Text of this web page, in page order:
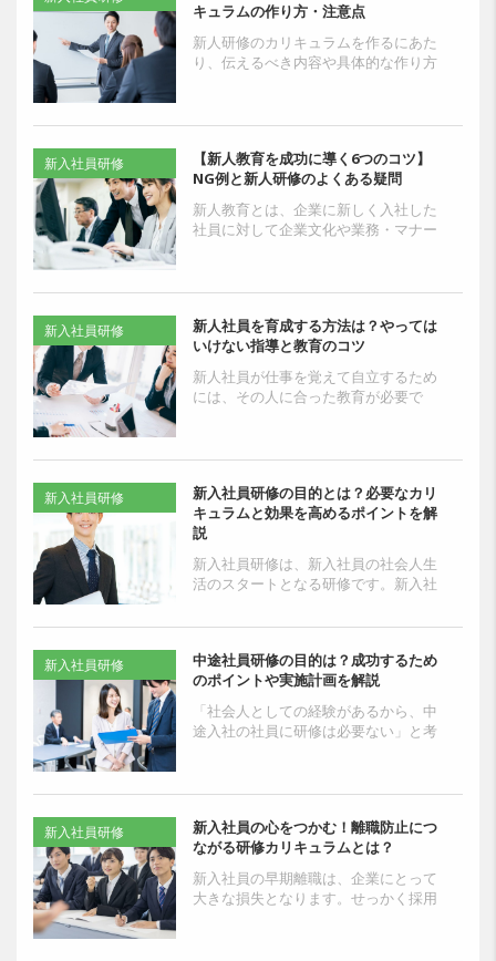
キュラムの作り方・注意点
新人研修のカリキュラムを作るにあた
り、伝えるべき内容や具体的な作り方
ムの作り込みが甘いと、新...
【新人教育を成功に導く6つのコツ】
NG例と新人研修のよくある疑問
新人教育とは、企業に新しく入社した
社員に対して企業文化や業務・マナー
新人教育を行うことで、将...
新入社員研修
新人社員を育成する方法は？やっては
いけない指導と教育のコツ
新人社員が仕事を覚えて自立するため
には、その人に合った教育が必要で
のではないでしょうか。指導...
新入社員研修
新入社員研修の目的とは？必要なカリ
キュラムと効果を高めるポイントを解
説
新入社員研修は、新入社員の社会人生
活のスタートとなる研修です。新入社
実施内容・運営方法がミスマッチなも
新入社員研修
中途社員研修の目的は？成功するため
のポイントや実施計画を解説
「社会人としての経験があるから、中
途入社の社員に研修は必要ない」と考
員研修と同様に、入社後の...
新入社員研修
新入社員の心をつかむ！離職防止につ
ながる研修カリキュラムとは？
新入社員の早期離職は、企業にとって
大きな損失となります。せっかく採用
新入社員研修